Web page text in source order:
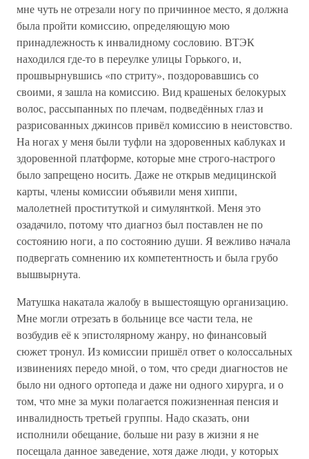
мне чуть не отрезали ногу по причинное место, я должна
была пройти комиссию, определяющую мою
принадлежность к инвалидному сословию. ВТЭК
находился где-то в переулке улицы Горького, и,
прошвырнувшись «по стриту», поздоровавшись со
своими, я зашла на комиссию. Вид крашеных белокурых
волос, рассыпанных по плечам, подведённых глаз и
разрисованных джинсов привёл комиссию в неистовство.
На ногах у меня были туфли на здоровенных каблуках и
здоровенной платформе, которые мне строго-настрого
было запрещено носить. Даже не открыв медицинской
карты, члены комиссии объявили меня хиппи,
малолетней проституткой и симулянткой. Меня это
озадачило, потому что диагноз был поставлен не по
состоянию ноги, а по состоянию души. Я вежливо начала
подвергать сомнению их компетентность и была грубо
вышвырнута.
Матушка накатала жалобу в вышестоящую организацию.
Мне могли отрезать в больнице все части тела, не
возбудив её к эпистолярному жанру, но финансовый
сюжет тронул. Из комиссии пришёл ответ о колоссальных
извинениях передо мной, о том, что среди диагностов не
было ни одного ортопеда и даже ни одного хирурга, и о
том, что мне за муки полагается пожизненная пенсия и
инвалидность третьей группы. Надо сказать, они
исполнили обещание, больше ни разу в жизни я не
посещала данное заведение, хотя даже люди, у которых